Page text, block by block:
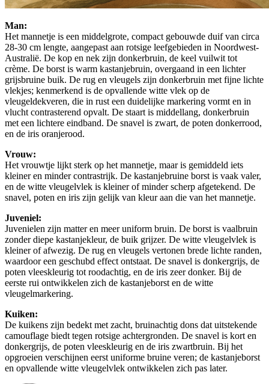
Man:
Het mannetje is een middelgrote, compact gebouwde duif van circa
28-30 cm lengte, aangepast aan rotsige leefgebieden in Noordwest-
Australië. De kop en nek zijn donkerbruin, de keel vuilwit tot
crème. De borst is warm kastanjebruin, overgaand in een lichter
grijsbruine buik. De rug en vleugels zijn donkerbruin met fijne lichte
vlekjes; kenmerkend is de opvallende witte vlek op de
vleugeldekveren, die in rust een duidelijke markering vormt en in
vlucht contrasterend opvalt. De staart is middellang, donkerbruin
met een lichtere eindband. De snavel is zwart, de poten donkerrood,
en de iris oranjerood.
Vrouw:
Het vrouwtje lijkt sterk op het mannetje, maar is gemiddeld iets
kleiner en minder contrastrijk. De kastanjebruine borst is vaak valer,
en de witte vleugelvlek is kleiner of minder scherp afgetekend. De
snavel, poten en iris zijn gelijk van kleur aan die van het mannetje.
Juveniel:
Juvenielen zijn matter en meer uniform bruin. De borst is vaalbruin
zonder diepe kastanjekleur, de buik grijzer. De witte vleugelvlek is
kleiner of afwezig. De rug en vleugels vertonen brede lichte randen,
waardoor een geschubd effect ontstaat. De snavel is donkergrijs, de
poten vleeskleurig tot roodachtig, en de iris zeer donker. Bij de
eerste rui ontwikkelen zich de kastanjeborst en de witte
vleugelmarkering.
Kuiken:
De kuikens zijn bedekt met zacht, bruinachtig dons dat uitstekende
camouflage biedt tegen rotsige achtergronden. De snavel is kort en
donkergrijs, de poten vleeskleurig en de iris zwartbruin. Bij het
opgroeien verschijnen eerst uniforme bruine veren; de kastanjeborst
en opvallende witte vleugelvlek ontwikkelen zich pas later.